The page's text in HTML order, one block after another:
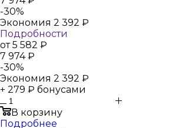
-30%
Экономия 2 392 ₽
Подробности
от5 582 ₽
7 974 ₽
-30%
Экономия 2 392 ₽
+ 279 ₽ бонусами
В корзину
Подробнее